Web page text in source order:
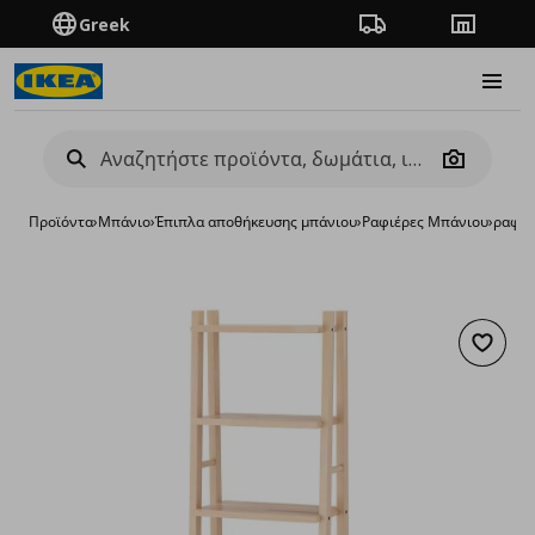
Greek Πορεία παραγγελίας
Camera
Προϊόντα›Μπάνιο›Έπιπλα αποθήκευσης μπάνιου›Ραφιέρες Μπάνιου›